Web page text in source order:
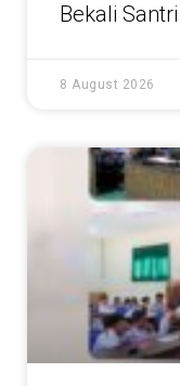
Bekali
8 August 2026